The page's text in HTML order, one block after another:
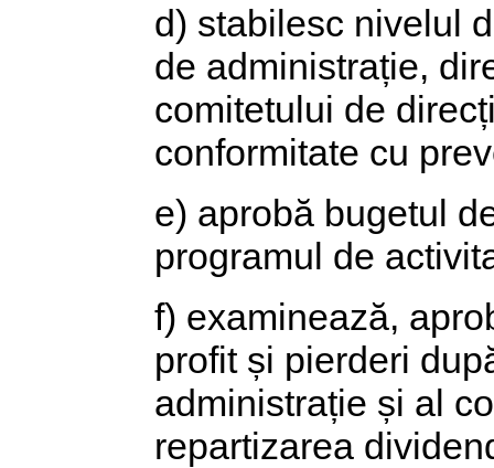
d) stabilesc nivelul
de administrație,
comitetului de
conformitate cu
e) aprobă bugetul
programul de
f) examinează,
profit și pierderi
administrație și al
repartizarea